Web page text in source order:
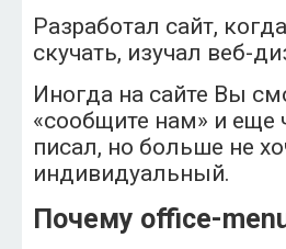
Разработал сайт,
скучать, изучал веб-
Иногда на сайте Вы
«сообщите нам» и еще
писал, но больше не
индивидуальный.
Почему office-